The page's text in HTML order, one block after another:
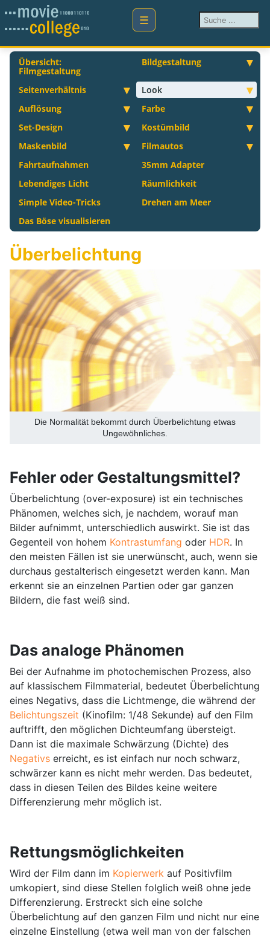
Suchen ...
Übersicht:
Filmgestaltung
Bildgestaltung
Seitenverhältnis
Look
Auflösung
Farbe
Set-Design
Kostümbild
Maskenbild
Filmautos
Fahrtaufnahmen
35mm Adapter
Lebendiges Licht
Räumlichkeit
Simple Video-Tricks
Drehen am Meer
Das Böse visualisieren
Überbelichtung
Die Normalität bekommt durch Überbelichtung etwas
Ungewöhnliches.
Fehler oder Gestaltungsmittel?
Überbelichtung (over-exposure) ist ein technisches
Phänomen, welches sich, je nachdem, worauf man
Bilder aufnimmt, unterschiedlich auswirkt. Sie ist das
Gegenteil von hohem Kontrastumfang oder HDR. In
den meisten Fällen ist sie unerwünscht, auch, wenn sie
durchaus gestalterisch eingesetzt werden kann. Man
erkennt sie an einzelnen Partien oder gar ganzen
Bildern, die fast weiß sind.
Das analoge Phänomen
Bei der Aufnahme im photochemischen Prozess, also
auf klassischem Filmmaterial, bedeutet Überbelichtung
eines Negativs, dass die Lichtmenge, die während der
Belichtungszeit (Kinofilm: 1/48 Sekunde) auf den Film
auftrifft, den möglichen Dichteumfang übersteigt.
Dann ist die maximale Schwärzung (Dichte) des
Negativs erreicht, es ist einfach nur noch schwarz,
schwärzer kann es nicht mehr werden. Das bedeutet,
dass in diesen Teilen des Bildes keine weitere
Differenzierung mehr möglich ist.
Rettungsmöglichkeiten
Wird der Film dann im Kopierwerk auf Positivfilm
umkopiert, sind diese Stellen folglich weiß ohne jede
Differenzierung. Erstreckt sich eine solche
Überbelichtung auf den ganzen Film und nicht nur eine
einzelne Einstellung (etwa weil man von der falschen